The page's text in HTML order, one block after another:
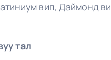
вип, Даймонд
тал